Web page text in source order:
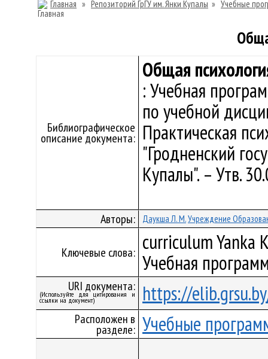
Главная » Репозиторий ГрГУ им. Янки Купалы » Учебные
Библиографическое
описание документа:
Общая
: Учебная
по учебной
Практическая
"Гродненский
Купалы". – Утв.
Авторы: Даукша Л. М.Учреждение
Ключевые слова: curriculum Yanka
Учебная
URI документа:
(Используйте для цитирования и
ссылки на документ) https://
Расположен в
разделе: Учебные